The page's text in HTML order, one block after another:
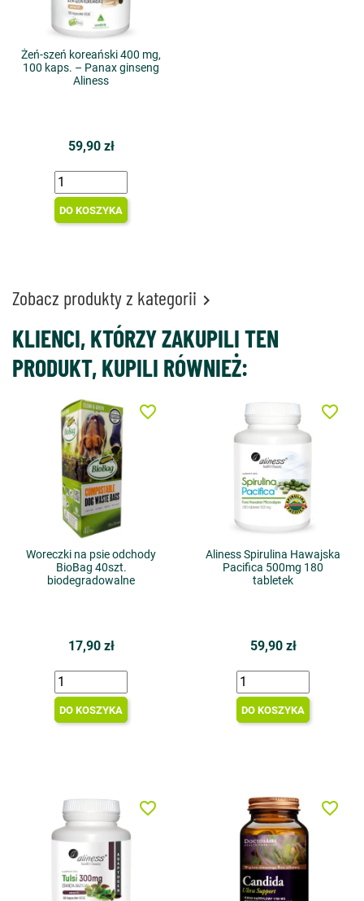
Żeń-szeń koreański 400 mg,
100 kaps. – Panax ginseng
Aliness
59,90 zł
DO KOSZYKA
Zobacz produkty z kategorii 
KLIENCI, KTÓRZY ZAKUPILI TEN
PRODUKT, KUPILI RÓWNIEŻ:
Woreczki na psie odchody
BioBag 40szt.
biodegradowalne
17,90 zł
DO KOSZYKA
favorite_border
Aliness Spirulina Hawajska
Pacifica 500mg 180
tabletek
59,90 zł
DO KOSZYKA
favorite_border
favorite_border favorite_border